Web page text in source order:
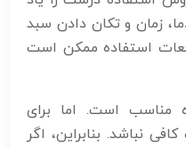
زمان و تکان دادن سبد
استفاده ممکن است
مناسب است. اما برای
نباشد. بنابراین، اگر